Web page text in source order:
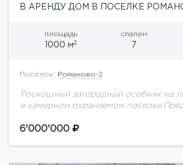
В АРЕНДУ ДОМ В ПОСЕЛКЕ
площадь
1000 м2
спален
7
Посёлок: Романово-2
Роскошный загородный особняк на
в камерном охраняемом
архитектуру, изысканные интерьеры
6'000'000